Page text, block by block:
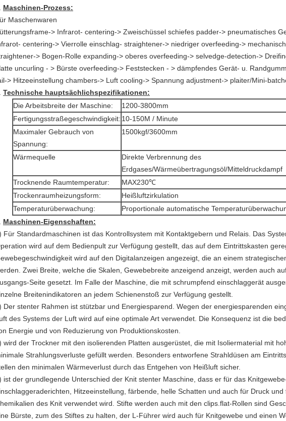
Maschinen-Prozess:
Maschenwaren
> Infrarot- centering-> Zweischüssel schiefes padder-> pneumatisches
centering-> Vierrolle einschlag- straightener-> niedriger overfeeding->
> Bogen-Rolle expanding-> oberes overfeeding-> selvedge-detection->
uncurling - > Bürste overfeeding-> Feststecken - > dämpfendes Gerät- u.
> Hitzeeinstellung chambers-> Luft cooling-> Spannung adjustment-> plaiter/Mini-
Technische hauptsächlichspezifikationen:
Die Arbeitsbreite der Maschine:
1200-3800mm
Fertigungsstraßegeschwindigkeit: 10-150M / Minute
Maximaler Gebrauch von
Spannung:
1500kgf/3600mm
Wärmequelle
Direkte Verbrennung des
Erdgases/Wärmeübertragungsöl/Mitteldruckdampf
Trocknende Raumtemperatur:
MAX230℃
Trockenraumheizungsform:
Heißluftzirkulation
Temperaturüberwachung:
Proportionale automatische
Maschinen-Eigenschaften:
Für Standardmaschinen ist das Kontrollsystem mit Kontaktgebern und Relais. Das
wird auf dem Bedienpult zur Verfügung gestellt, das auf dem Eintrittskasten
wird auf den Digitalanzeigen angezeigt, die an einem
Zwei Breite, welche die Skalen, Gewebebreite anzeigend anzeigt, werden auch
Seite gesetzt. Im Falle der Maschine, die mit schrumpfend einschlaggerät
Breitenindikatoren an jedem Schienenstoß zur Verfügung gestellt.
Der stenter Rahmen ist stützbar und Energiesparend. Wegen der energiesparenden
des Systems der Luft wird auf eine optimale Art verwendet. Die Konsequenz ist die
Energie und von Reduzierung von Produktionskosten.
wird der Trockner mit den isolierenden Platten ausgerüstet, die mit Isoliermaterial mit
Strahlungsverluste gefüllt werden. Besonders entworfene Strahldüsen am
den minimalen Wärmeverlust durch das Entgehen von Heißluft sicher.
ist der grundlegende Unterschied der Knit stenter Maschine, dass er für das
Hitzeeinstellung, färbende, helle Schatten und auch für Druck und
des Knit verwendet wird. Stifte werden auch mit den clips.flat-Rollen sind
Bürste, zum des Stiftes zu halten, der L-Führer wird auch für Knitgewebe und einen